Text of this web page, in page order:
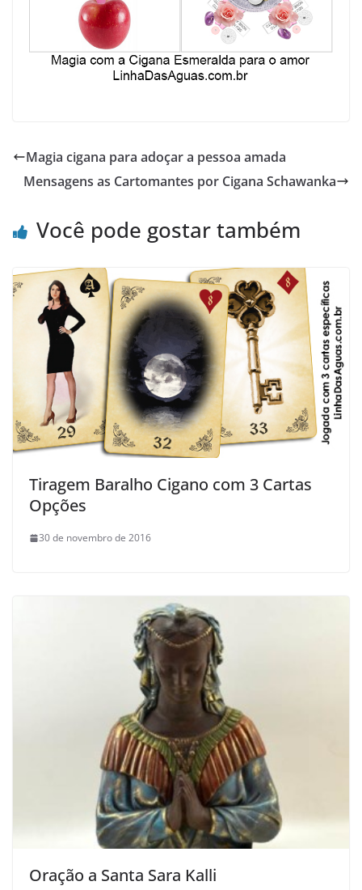
Magia cigana para adoçar a pessoa amada
Mensagens as Cartomantes por Cigana Schawanka
Você pode gostar também
Tiragem Baralho Cigano com 3 Cartas
Opções
30 de novembro de 2016
Oração a Santa Sara Kalli